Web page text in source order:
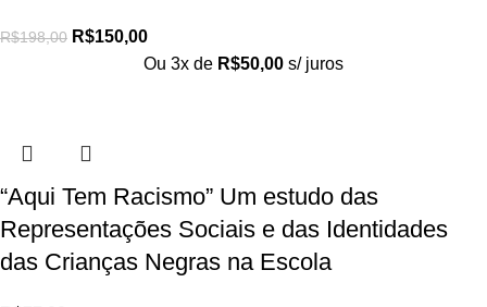
R$198,00 R$150,00
Ou 3x de R$50,00 s/ juros
“Aqui Tem Racismo” Um estudo das
Representações Sociais e das Identidades
das Crianças Negras na Escola